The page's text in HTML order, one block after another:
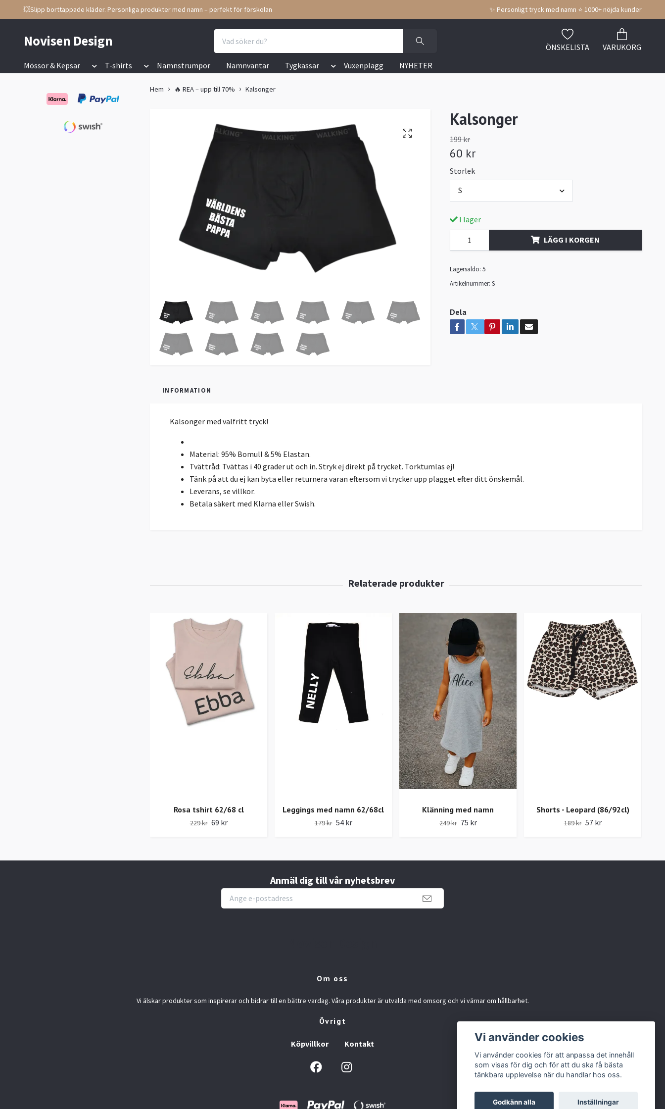
💥Slipp borttappade kläder. Personliga produkter med namn – perfekt för förskolan ✨ Personligt tryck med namn ⭐ 1000+ nöjda kunder
Novisen Design ÖNSKELISTA
VARUKORG
Mössor & Kepsar
T-shirts Namnstrumpor Namnvantar Tygkassar Vuxenplagg NYHETER
Hem 🔥 REA – upp till 70% Kalsonger
Kalsonger
199 kr
60 kr
Storlek
S
I lager
LÄGG I KORGEN
Lagersaldo: 5
Artikelnummer: S
Dela
INFORMATION
Kalsonger med valfritt tryck!
Material: 95% Bomull & 5% Elastan.
Tvättråd: Tvättas i 40 grader ut och in. Stryk ej direkt på trycket. Torktumlas ej!
Tänk på att du ej kan byta eller returnera varan eftersom vi trycker upp plagget efter ditt önskemål.
Leverans, se villkor.
Betala säkert med Klarna eller Swish.
Rosa tshirt 62/68 cl
229 kr 69 kr
Leggings med namn 62/68cl
179 kr 54 kr
Klänning med namn
249 kr 75 kr
Shorts - Leopard (86/92cl)
189 kr 57 kr
Anmäl dig till vår nyhetsbrev
Om oss
Vi älskar produkter som inspirerar och bidrar till en bättre vardag. Våra produkter är utvalda med omsorg och vi värnar om hållbarhet.
Övrigt
Köpvillkor Kontakt
Vi använder cookies
Vi använder cookies för att anpassa det innehåll
som visas för dig och för att du ska få bästa
tänkbara upplevelse när du handlar hos oss.
Godkänn alla Inställningar